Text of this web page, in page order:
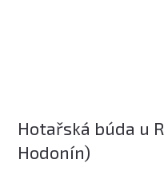
Hotařská búda u
Hodonín)